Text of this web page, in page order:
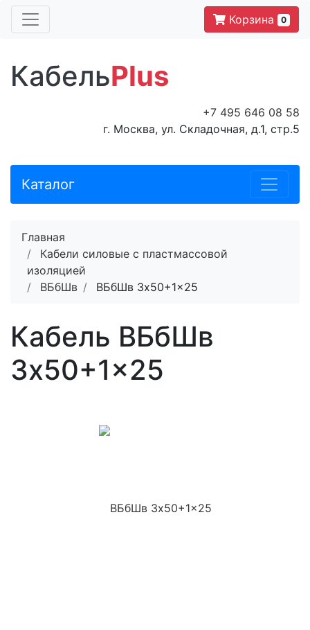
Корзина 0
КабельPlus
+7 495 646 08 58
г. Москва, ул. Складочная, д.1, стр.5
Каталог
Главная
Кабели силовые с пластмассовой
изоляцией
ВБбШв
ВБбШв 3x50+1x25
Кабель ВБбШв
3x50+1x25